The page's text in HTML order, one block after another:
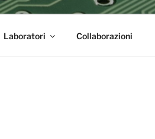
Laboratori Collaborazioni